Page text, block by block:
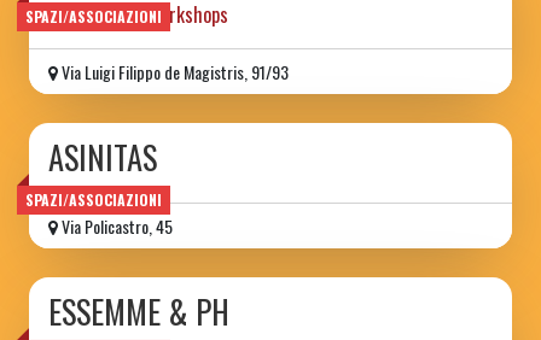
SPAZI/ASSOCIAZIONI
games books workshops
Via Luigi Filippo de Magistris, 91/93
SPAZI/ASSOCIAZIONI
ASINITAS
Via Policastro, 45
ESSEMME & PH